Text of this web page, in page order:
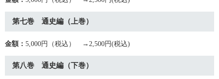
第七巻 通史編（上巻）
金額： 5,000円（税込） →2,500円(税込)
第八巻 通史編（下巻）